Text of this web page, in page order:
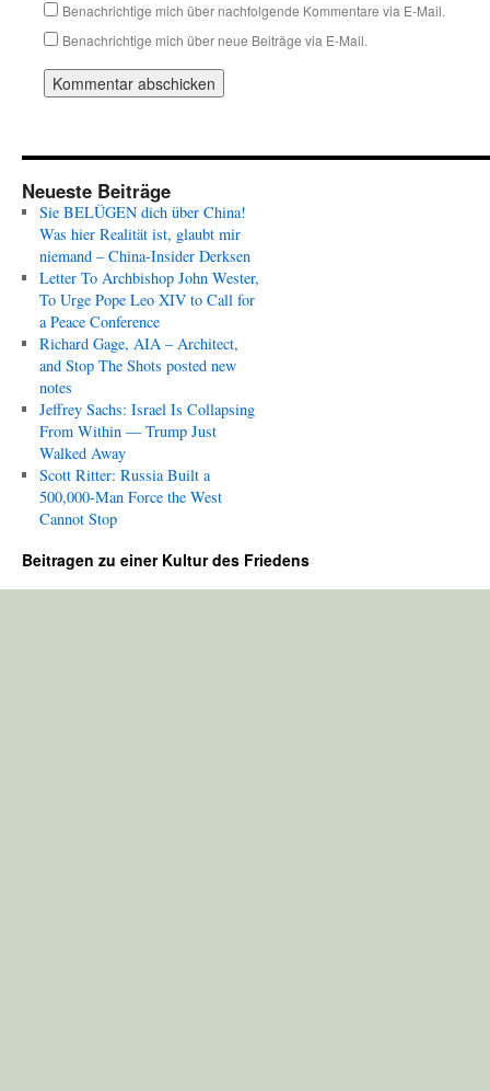
Benachrichtige mich über nachfolgende Kommentare via E-Mail.
Benachrichtige mich über neue Beiträge via E-Mail.
Neueste Beiträge
Sie BELÜGEN dich über China!
Was hier Realität ist, glaubt mir
niemand – China-Insider Derksen
Letter To Archbishop John Wester,
To Urge Pope Leo XIV to Call for
a Peace Conference
Richard Gage, AIA – Architect,
and Stop The Shots posted new
notes
Jeffrey Sachs: Israel Is Collapsing
From Within — Trump Just
Walked Away
Scott Ritter: Russia Built a
500,000-Man Force the West
Cannot Stop
Beitragen zu einer Kultur des Friedens